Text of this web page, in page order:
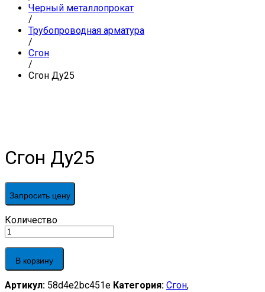
Черный металлопрокат
/
Трубопроводная арматура
/
Сгон
/
Сгон Ду25
Сгон Ду25
Запросить цену
Сгон
Ду25
quantity
Количество
В корзину
Артикул: 58d4e2bc451e Категория: Сгон,